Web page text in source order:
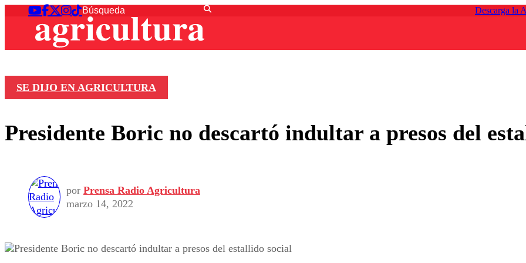
Descarga la
SE DIJO EN AGRICULTURA
Presidente Boric no descartó indultar a presos del
por Prensa Radio Agricultura
marzo 14, 2022